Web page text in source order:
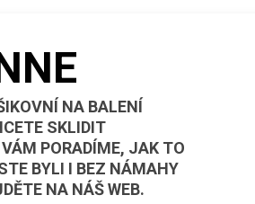
NA BALENÍ
SKLIDIT
PORADÍME, JAK TO
BYLI I BEZ NÁMAHY
NA NÁŠ WEB.